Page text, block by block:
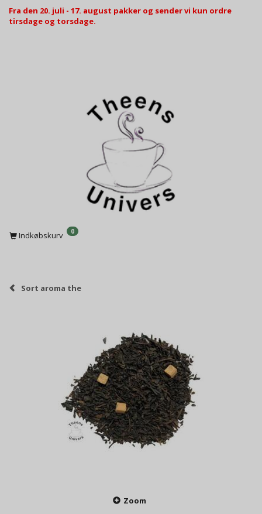
Fra den 20. juli - 17. august pakker og sender vi kun ordre
tirsdage og torsdage.
Indkøbskurv 0
Sort aroma the
Zoom